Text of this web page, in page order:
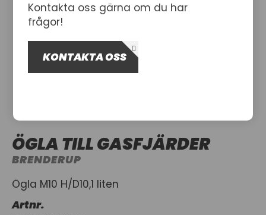
ÖGLA TILL GASFJÄRDER
BRENDERUP
Ögla M10 H/D10,1 liten
Artnr.
Kontakta oss gärna om du har
frågor!
KONTAKTA OSS